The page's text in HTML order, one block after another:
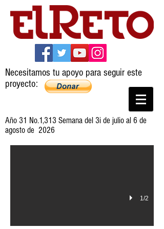
Necesitamos tu apoyo para seguir este
proyecto:
Año 31 No.1,313 Semana del 3i de julio al 6 de
agosto de 2026
Helguera
1/2